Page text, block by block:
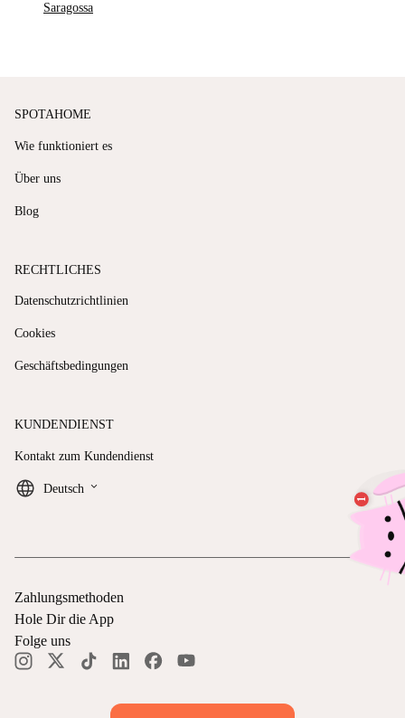
Saragossa
SPOTAHOME
Wie funktioniert es
Über uns
Blog
RECHTLICHES
Datenschutzrichtlinien
Cookies
Geschäftsbedingungen
KUNDENDIENST
Kontakt zum Kundendienst
Deutsch keyboard_arrow_down
Zahlungsmethoden
Hole Dir die App
Folge uns